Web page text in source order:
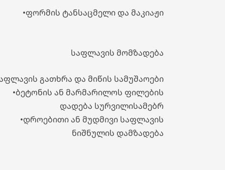
•ფორმის ტანსაცმელი და მაკიაჟი
საფლავის მომზადება
გათხრა და მიწის სამუშაოები
•ბეტონის ან მარმარილოს ფილების
დადება სურვილისამებრ
•დროებითი ან მუდმივი საფლავის
ნიშნულის დამზადება